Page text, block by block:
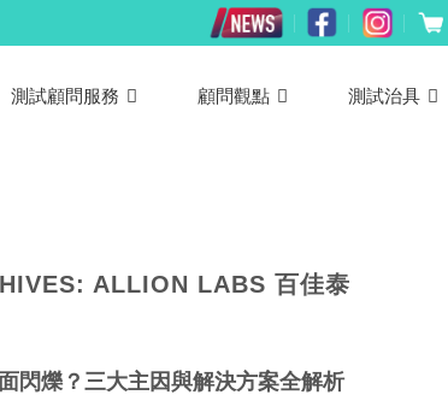
測試顧問服務 顧問觀點 測試治具
ALLION LABS 百佳泰
閃爍？三大主因與解決方案全解析